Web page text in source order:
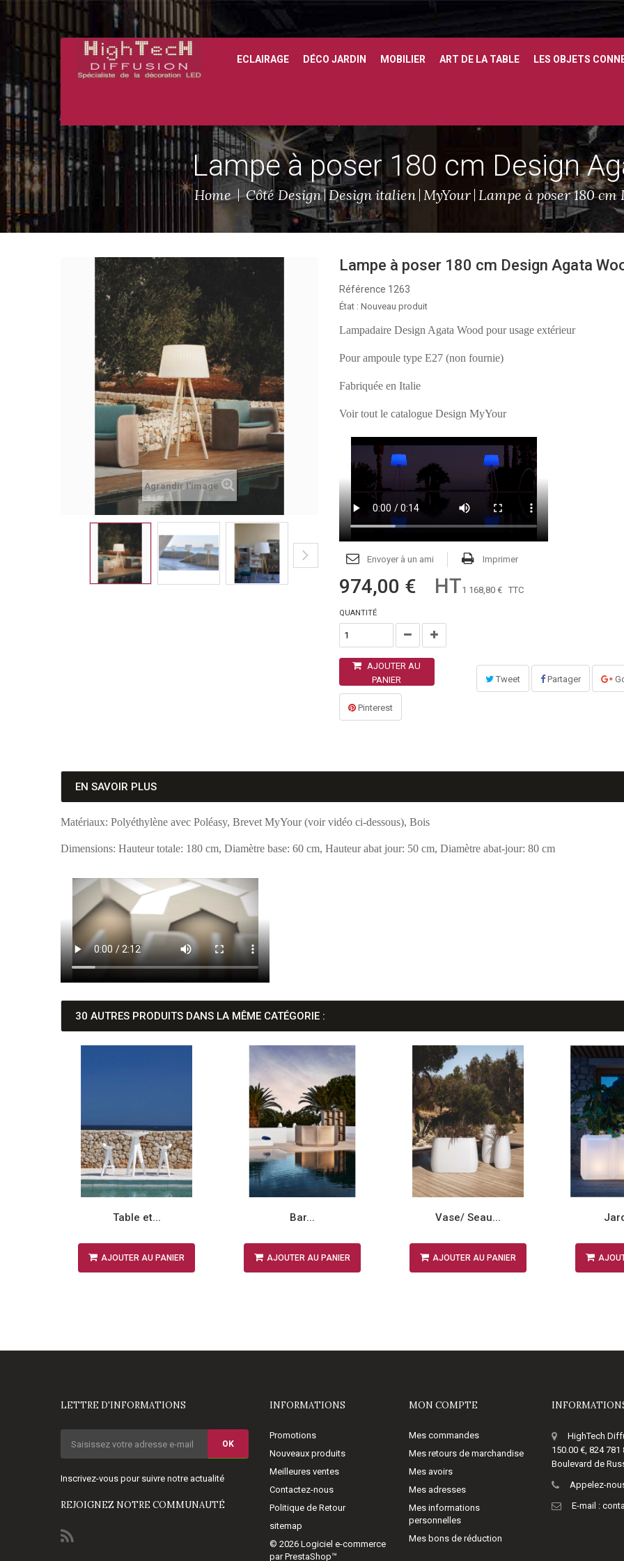
ECLAIRAGE DÉCO JARDIN MOBILIER ART DE LA TABLE LES OBJETS
Lampe à poser 180 cm Design
Home Côté Design Design italien MyYour Lampe à poser 180 cm
Agrandir l'image
Lampe à poser 180 cm Design Agata
Référence 1263
État : Nouveau produit
Lampadaire Design Agata Wood pour usage extérieur
Pour ampoule type E27 (non fournie)
Fabriquée en Italie
Voir tout le catalogue Design MyYour
Envoyer à un ami Imprimer
974,00 € HT1 168,80 € TTC
QUANTITÉ
AJOUTER AU
PANIER
Tweet Partager
Pinterest
EN SAVOIR PLUS
Matériaux: Polyéthylène avec Poléasy, Brevet MyYour (voir vidéo ci-dessous), Bois
Dimensions: Hauteur totale: 180 cm, Diamètre base: 60 cm, Hauteur abat jour: 50 cm, Diamètre abat-jour: 80 cm
30 AUTRES PRODUITS DANS LA MÊME CATÉGORIE :
Table et...
AJOUTER AU PANIER
Bar...
AJOUTER AU PANIER
Vase/ Seau...
AJOUTER AU PANIER
LETTRE D'INFORMATIONS
OK
Inscrivez-vous pour suivre notre actualité
REJOIGNEZ NOTRE COMMUNAUTÉ
INFORMATIONS
Promotions
Nouveaux produits
Meilleures ventes
Contactez-nous
Politique de Retour
sitemap
© 2026 Logiciel e-commerce
par PrestaShop™
MON COMPTE
Mes commandes
Mes retours de marchandise
Mes avoirs
Mes adresses
Mes informations
personnelles
Mes bons de réduction
HighTech
150.00 €, 824 781
Boulevard de
Appelez-
E-mail :